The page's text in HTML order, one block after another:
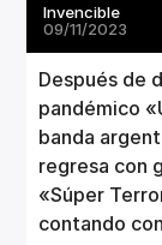
Invencible
09/11/2023
Después de
pandémico
banda
regresa con
«Súper
contando